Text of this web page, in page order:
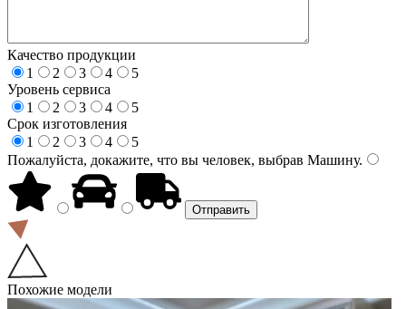
Качество продукции
1
2 3 4
5
Уровень сервиса
1
2 3 4
5
Срок изготовления
1
2 3 4
5
Пожалуйста, докажите, что вы человек, выбрав Машину.
Похожие модели